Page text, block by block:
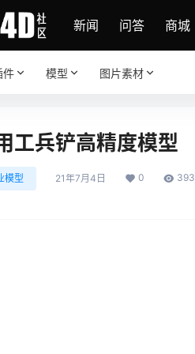
新闻 问答 商城
件 模型 图片素材
工兵铲高精度模型
模型 21年7月4日 0 393